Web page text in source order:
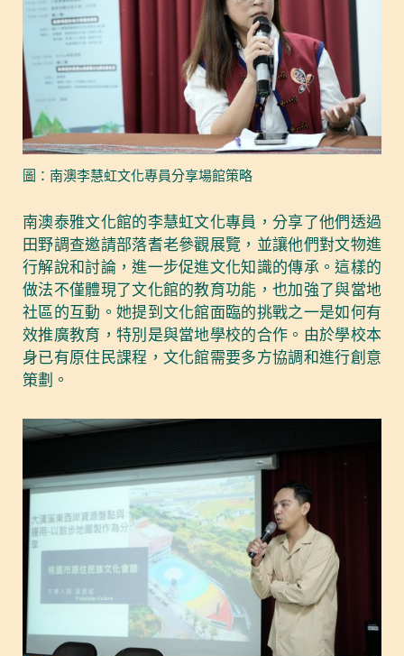
圖：南澳李慧虹文化專員分享場館策略
南澳泰雅文化館的李慧虹文化專員，分享了他們透過
田野調查邀請部落耆老參觀展覽，並讓他們對文物進
行解說和討論，進一步促進文化知識的傳承。這樣的
做法不僅體現了文化館的教育功能，也加強了與當地
社區的互動。她提到文化館面臨的挑戰之一是如何有
效推廣教育，特別是與當地學校的合作。由於學校本
身已有原住民課程，文化館需要多方協調和進行創意
策劃。